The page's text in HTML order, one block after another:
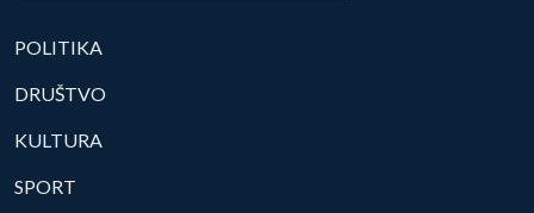
POLITIKA
DRUŠTVO
KULTURA
SPORT